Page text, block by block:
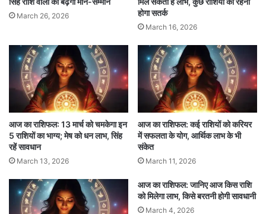
पुराने संपर्कों से लाभ होगा। प्रेम जीवन में नजदीकियां
शुभ अंक:9
शुभ रंग:लाल
करियर:
नौकरी में स्थिरता रहेगी। निवेश के लिए दिन अच्छा है,
लेकिन जल्दबाजी से बचें।
व्यापार:
पुराने क्लाइंट्स से फायदा हो सकता है।
March 26, 2026
होगा सतर्क
March 16, 2026
आज का राशिफल: 13 मार्च को चमकेगा इन
5 राशियों का भाग्य; मेष को धन लाभ, सिंह
रहें सावधान
March 13, 2026
आज का राशिफल: कई राशियों को करियर
में सफलता के योग, आर्थिक लाभ के भी
संकेत
March 11, 2026
आज का राशिफल: जानिए आज किस राशि
को मिलेगा लाभ, किसे बरतनी होगी सावधानी
March 4, 2026